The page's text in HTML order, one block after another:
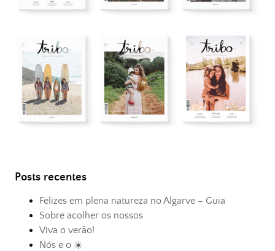
Posts recentes
Felizes em plena natureza no Algarve – Guia
Sobre acolher os nossos
Viva o verão!
Nós e o ☀️